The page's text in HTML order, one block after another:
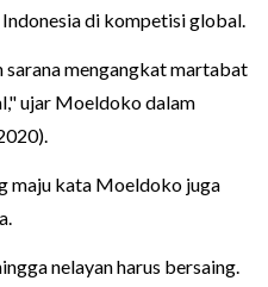
di kompetisi global.
mengangkat martabat
ujar Moeldoko dalam
maju kata Moeldoko juga
nelayan harus bersaing.